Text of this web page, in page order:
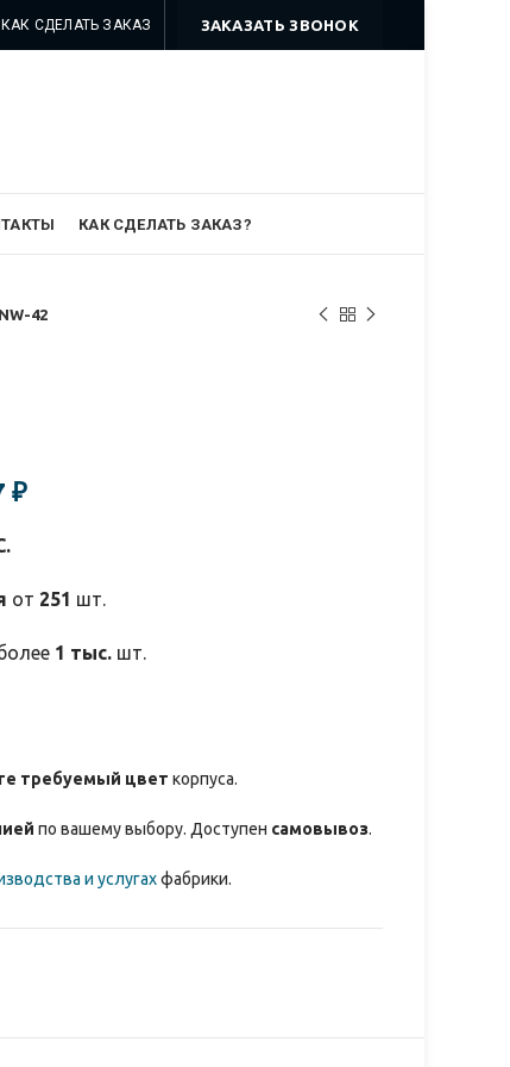
КАК СДЕЛАТЬ ЗАКАЗ ЗАКАЗАТЬ ЗВОНОК
КАК СДЕЛАТЬ ЗАКАЗ?
42
₽
от 251 шт.
1 тыс. шт.
требуемый цвет корпуса.
по вашему выбору. Доступен самовывоз.
и услугахфабрики.